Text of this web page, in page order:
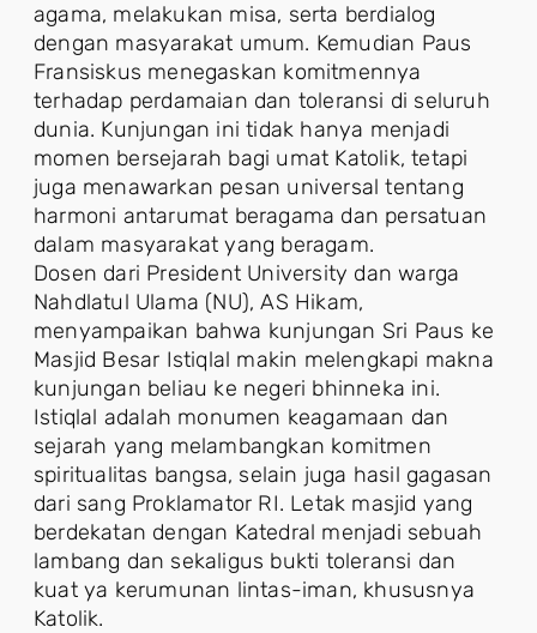
agama, melakukan misa, serta berdialog
dengan masyarakat umum. Kemudian Paus
Fransiskus menegaskan komitmennya
terhadap perdamaian dan toleransi di seluruh
dunia. Kunjungan ini tidak hanya menjadi
momen bersejarah bagi umat Katolik, tetapi
juga menawarkan pesan universal tentang
harmoni antarumat beragama dan persatuan
dalam masyarakat yang beragam.
Dosen dari President University dan warga
Nahdlatul Ulama (NU), AS Hikam,
menyampaikan bahwa kunjungan Sri Paus ke
Masjid Besar Istiqlal makin melengkapi makna
kunjungan beliau ke negeri bhinneka ini.
Istiqlal adalah monumen keagamaan dan
sejarah yang melambangkan komitmen
spiritualitas bangsa, selain juga hasil gagasan
dari sang Proklamator RI. Letak masjid yang
berdekatan dengan Katedral menjadi sebuah
lambang dan sekaligus bukti toleransi dan
kuat ya kerumunan lintas-iman, khususnya
Katolik.